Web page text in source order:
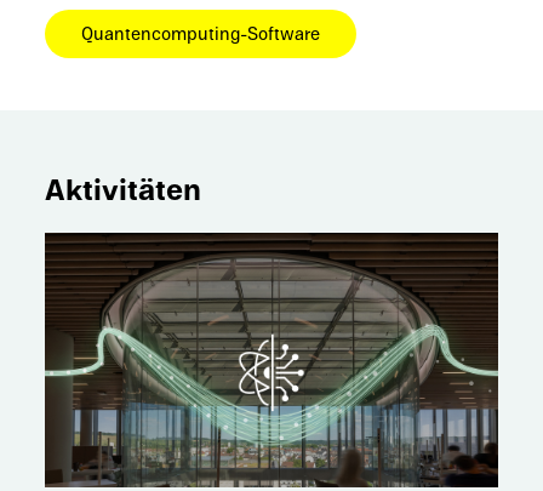
Quantencomputing-Software
Aktivitäten